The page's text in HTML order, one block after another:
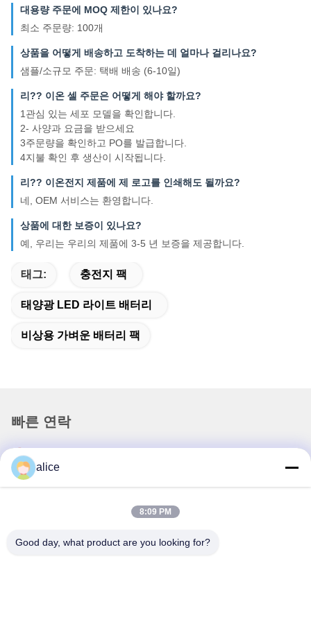
대용량 주문에 MOQ 제한이 있나요?
최소 주문량: 100개
상품을 어떻게 배송하고 도착하는 데 얼마나 걸리나요?
샘플/소규모 주문: 택배 배송 (6-10일)
리?? 이온 셀 주문은 어떻게 해야 할까요?
1관심 있는 세포 모델을 확인합니다.
2- 사양과 요금을 받으세요
3주문량을 확인하고 PO를 발급합니다.
4지불 확인 후 생산이 시작됩니다.
리?? 이온전지 제품에 제 로고를 인쇄해도 될까요?
네, OEM 서비스는 환영합니다.
상품에 대한 보증이 있나요?
예, 우리는 우리의 제품에 3-5 년 보증을 제공합니다.
태그: 충전지 팩
태양광 LED 라이트 배터리
비상용 가벼운 배터리 팩
빠른 연락
푸위안 5번 도로, 리?? 배터리 산업단지, 하이테크 구역, 사오
즈후안 시, 산둥, 중국
alice
8:09 PM
Good day, what product are you looking for?